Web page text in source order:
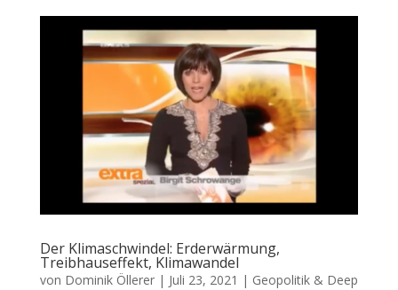
Der Klimaschwindel: Erderwärmung,
Treibhauseffekt, Klimawandel
von Dominik Öllerer| Juli 23, 2021 | Geopolitik & Deep